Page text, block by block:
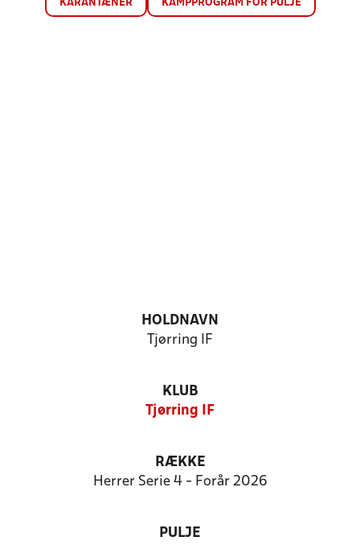
KARANTÆNER KAMPPROGRAM FOR PULJE
HOLDNAVN
Tjørring IF
KLUB
Tjørring IF
RÆKKE
Herrer Serie 4 - Forår 2026
PULJE